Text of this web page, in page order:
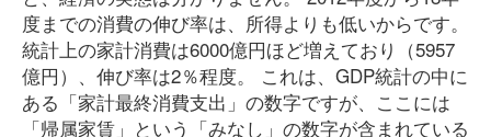
度までの消費の伸び率は、所得よりも低いからです。
統計上の家計消費は6000億円ほど増えており（5957
億円）、伸び率は2％程度。 これは、GDP統計の中に
ある「家計最終消費支出」の数字ですが、ここには
「帰属家賃」という「みなし」の数字が含まれている